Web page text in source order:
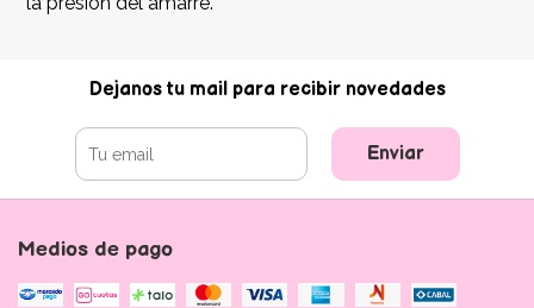
Dejanos tu mail para recibir novedades
Enviar
Medios de pago